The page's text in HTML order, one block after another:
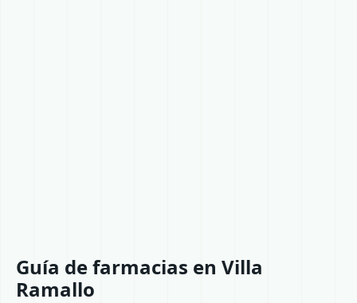
Guía de farmacias en Villa
Ramallo